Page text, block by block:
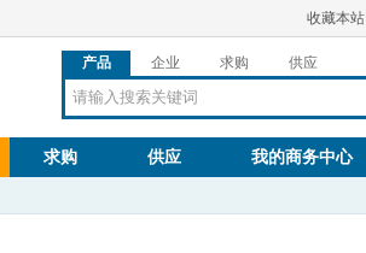
收藏本站
产品 企业 求购 供应
求购 供应 我的商务中心